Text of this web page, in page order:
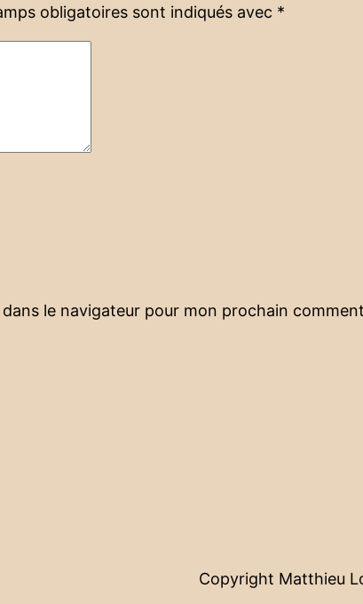
obligatoires sont indiqués avec *
le navigateur pour mon prochain
Copyright Matthieu